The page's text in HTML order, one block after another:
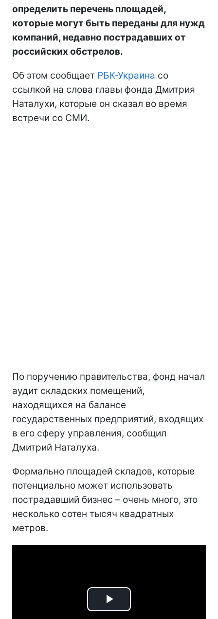
определить перечень площадей,
которые могут быть переданы для нужд
компаний, недавно пострадавших от
российских обстрелов.
Об этом сообщает РБК-Украина со
ссылкой на слова главы фонда Дмитрия
Наталухи, которые он сказал во время
встречи со СМИ.
По поручению правительства, фонд начал
аудит складских помещений,
находящихся на балансе
государственных предприятий, входящих
в его сферу управления, сообщил
Дмитрий Наталуха.
Формально площадей складов, которые
потенциально может использовать
пострадавший бизнес – очень много, это
несколько сотен тысяч квадратных
метров.
Play